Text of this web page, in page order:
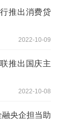
推出消费贷
2022-10-09
推出国庆主
2022-10-08
央企担当助